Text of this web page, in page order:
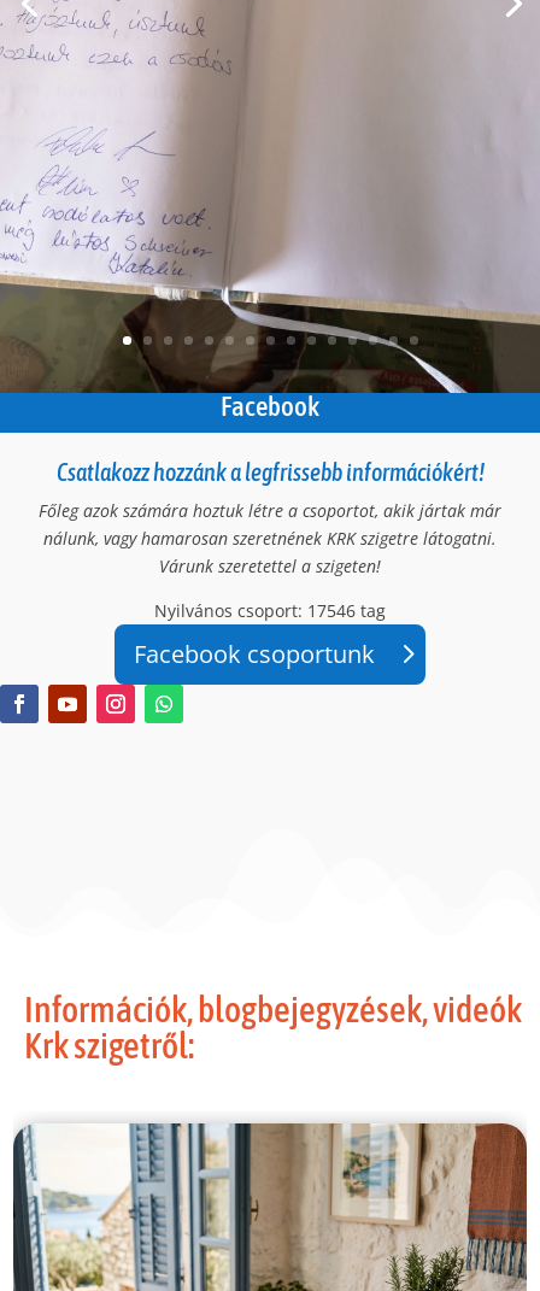
Facebook
Csatlakozz hozzánk a legfrissebb információkért!
Főleg azok számára hoztuk létre a csoportot, akik jártak már
nálunk, vagy hamarosan szeretnének KRK szigetre látogatni.
Várunk szeretettel a szigeten!
Nyilvános csoport: 17546 tag
Facebook csoportunk
Információk, blogbejegyzések, videók
Krk szigetről: